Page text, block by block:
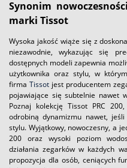
Synonim
marki Tissot
Wysoka jakość wiąże się z
niezawodnie, wykazując się
dostępnych modeli zapewnia
użytkownika oraz stylu, w
firma Tissotjest producentem
pojawiające się subtelnie nawet
Poznaj kolekcję Tissot PRC
odrobiną dynamizmu nawet,
stylu. Wyjątkowy, nowoczesny, a
200 oraz wysoki poziom
działania zegarków w każdych
propozycja dla osób, ceniących